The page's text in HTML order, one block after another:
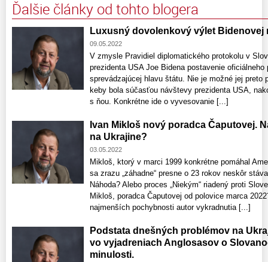
Ďalšie články od tohto blogera
Luxusný dovolenkový výlet Bidenovej
09.05.2022
V zmysle Pravidiel diplomatického protokolu v
prezidenta USA Joe Bidena postavenie
sprevádzajúcej hlavu štátu. Nie je možné jej preto
keby bola súčasťou návštevy prezidenta USA,
s ňou. Konkrétne ide o vyvesovanie [...]
Ivan Mikloš nový poradca Čaputovej.
na Ukrajine?
03.05.2022
Mikloš, ktorý v marci 1999 konkrétne pomáhal
sa zrazu „záhadne“ presne o 23 rokov neskôr
Náhoda? Alebo proces „Niekým“ riadený proti
Mikloš, poradca Čaputovej od polovice marca
najmenších pochybnosti autor vykradnutia [...]
Podstata dnešných problémov na
vo vyjadreniach Anglosasov o
minulosti.